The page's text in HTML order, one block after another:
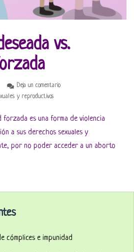
vs.
Deja un comentario
y reproductivos
forzada es una forma de violencia
a sus derechos sexuales y
por no poder acceder a un aborto
cómplices e impunidad